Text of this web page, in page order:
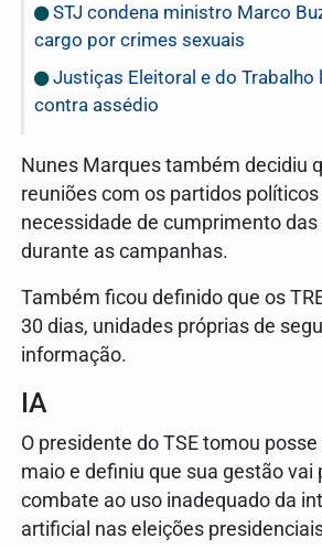
STJ condena ministro Marco
cargo por crimes sexuais
Justiças Eleitoral e do Trabalho
contra assédio
Nunes Marques também decidiu
reuniões com os partidos
necessidade de cumprimento
durante as campanhas.
Também ficou definido que os
30 dias, unidades próprias de
informação.
IA
O presidente do TSE tomou
maio e definiu que sua gestão vai
combate ao uso inadequado da
artificial nas eleições